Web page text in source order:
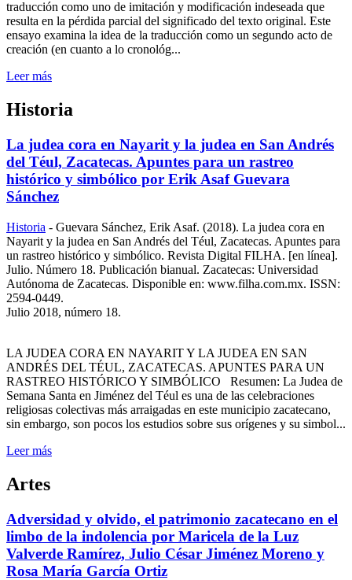
traducción como uno de imitación y modificación indeseada que
resulta en la pérdida parcial del significado del texto original. Este
ensayo examina la idea de la traducción como un segundo acto de
creación (en cuanto a lo cronológ...
Leer más
Historia
La judea cora en Nayarit y la judea en San Andrés
del Téul, Zacatecas. Apuntes para un rastreo
histórico y simbólico por Erik Asaf Guevara
Sánchez
Historia - Guevara Sánchez, Erik Asaf. (2018). La judea cora en
Nayarit y la judea en San Andrés del Téul, Zacatecas. Apuntes para
un rastreo histórico y simbólico. Revista Digital FILHA. [en línea].
Julio. Número 18. Publicación bianual. Zacatecas: Universidad
Autónoma de Zacatecas. Disponible en: www.filha.com.mx. ISSN:
2594-0449.
Julio 2018, número 18.
LA JUDEA CORA EN NAYARIT Y LA JUDEA EN SAN
ANDRÉS DEL TÉUL, ZACATECAS. APUNTES PARA UN
RASTREO HISTÓRICO Y SIMBÓLICO Resumen: La Judea de
Semana Santa en Jiménez del Téul es una de las celebraciones
religiosas colectivas más arraigadas en este municipio zacatecano,
sin embargo, son pocos los estudios sobre sus orígenes y su simbol...
Leer más
Artes
Adversidad y olvido, el patrimonio zacatecano en el
limbo de la indolencia por Maricela de la Luz
Valverde Ramírez, Julio César Jiménez Moreno y
Rosa María García Ortiz